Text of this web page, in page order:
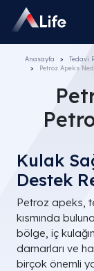
Anasayfa Tedavi
Petroz Apeks
Kulak
Destek
Petroz apeks,
kısmında
bölge, iç
damarları ve
birçok önemli